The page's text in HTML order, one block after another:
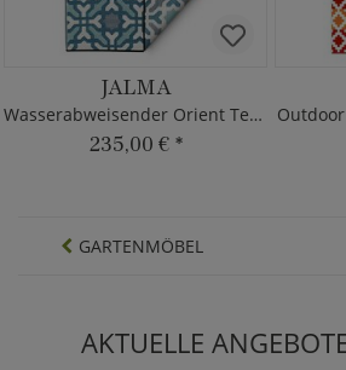
JALMA
Wasserabweisender Orient Teppich
235,00 € *
GARTENMÖBEL
AKTUELLE